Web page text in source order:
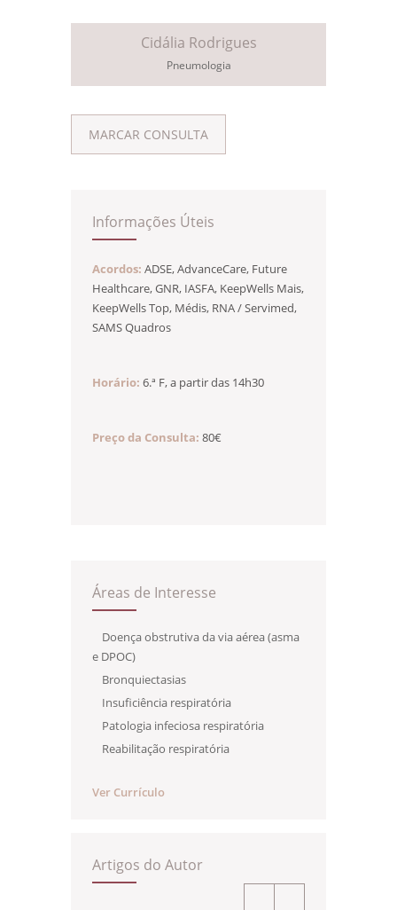
Cidália Rodrigues
Pneumologia
MARCAR CONSULTA
Informações Úteis
Acordos: ADSE, AdvanceCare, Future
Healthcare, GNR, IASFA, KeepWells Mais,
KeepWells Top, Médis, RNA / Servimed,
SAMS Quadros
Horário: 6.ª F, a partir das 14h30
Preço da Consulta: 80€
Áreas de Interesse
Doença obstrutiva da via aérea (asma
e DPOC)
Bronquiectasias
Insuficiência respiratória
Patologia infeciosa respiratória
Reabilitação respiratória
Ver Currículo
Artigos do Autor